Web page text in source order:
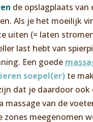
de opslagplaats
Als je het moeilijk
uiten (= laten
last hebt van
Een goede
soepel(er) te
dat je daardoor ook
massage van de
zones meegenomen